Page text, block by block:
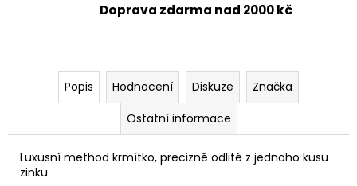
Doprava zdarma nad 2000 kč
Popis Hodnocení Diskuze
Značka
Ostatní informace
Luxusní method krmítko, precizně odlité z jednoho kusu
zinku.